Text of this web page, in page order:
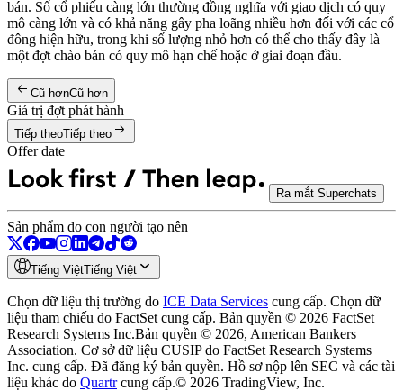
bán. Số cổ phiếu càng lớn thường đồng nghĩa với giao dịch có quy
mô càng lớn và có khả năng gây pha loãng nhiều hơn đối với các cổ
đông hiện hữu, trong khi số lượng nhỏ hơn có thể cho thấy đây là
một đợt chào bán có quy mô hạn chế hoặc ở giai đoạn đầu.
Cũ hơnCũ hơn
Giá trị đợt phát hành
Tiếp theoTiếp theo
Offer date
Ra mắt Superchats
Sản phẩm do con người tạo nên
Tiếng ViệtTiếng Việt
Chọn dữ liệu thị trường do ICE Data Services cung cấp. Chọn dữ
liệu tham chiếu do FactSet cung cấp. Bản quyền © 2026 FactSet
Research Systems Inc.Bản quyền © 2026, American Bankers
Association. Cơ sở dữ liệu CUSIP do FactSet Research Systems
Inc. cung cấp. Đã đăng ký bản quyền. Hồ sơ nộp lên SEC và các tài
liệu khác do Quartrcung cấp.© 2026 TradingView, Inc.